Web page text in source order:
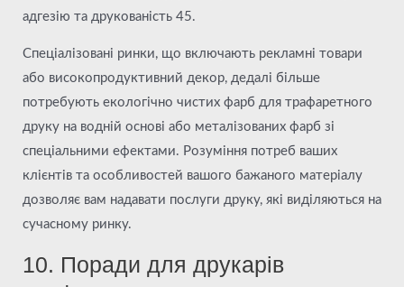
адгезію та друкованість 45.
Спеціалізовані ринки, що включають рекламні товари
або високопродуктивний декор, дедалі більше
потребують екологічно чистих фарб для трафаретного
друку на водній основі або металізованих фарб зі
спеціальними ефектами. Розуміння потреб ваших
клієнтів та особливостей вашого бажаного матеріалу
дозволяє вам надавати послуги друку, які виділяються на
сучасному ринку.
10. Поради для друкарів